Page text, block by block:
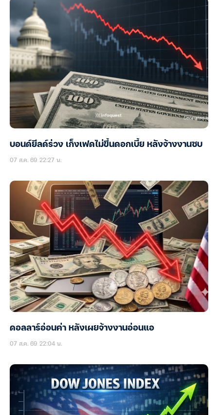
บอนด์ยีลด์ร่วง เก็งเฟดไม่ขึ้นดอกเบี้ย หลังจ้างงานซบ
07 ส.ค. 69 22:27 น.
ดอลลาร์อ่อนค่า หลังเผยจ้างงานอ่อนแอ
07 ส.ค. 69 22:04 น.